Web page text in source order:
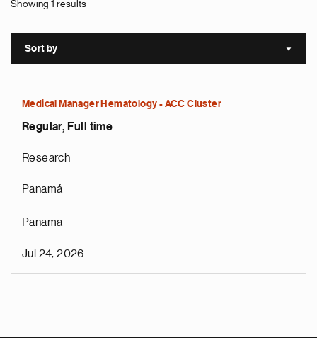
Showing 1 results
Sort by Sort
Medical Manager Hematology - ACC Cluster
Regular, Full time
Research
Panamá
Panama
Jul 24, 2026